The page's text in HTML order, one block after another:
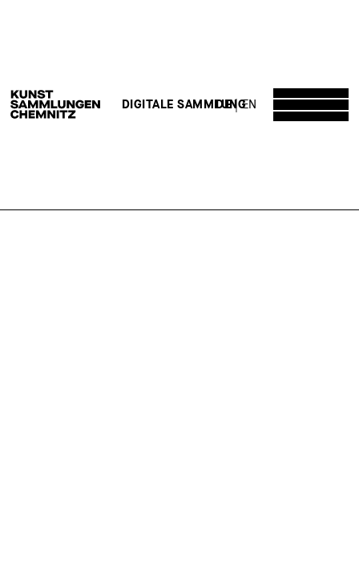
DE EN
DIGITALE SAMMLUNG